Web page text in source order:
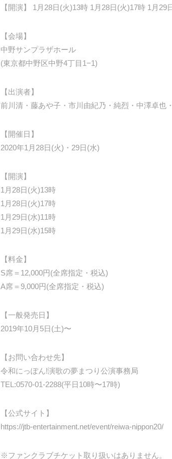
【開演】 1月28日(火)13時 1月28日(火)17時 1月
【会場】
中野サンプラザホール
(東京都中野区中野4丁目1−1)
【出演者】
前川清・藤あや子・市川由紀乃・純烈・中澤卓也
【開催日】
2020年1月28日(火)・29日(水)
【開演】
1月28日(火)13時
1月28日(火)17時
1月29日(水)11時
1月29日(水)15時
【料金】
S席＝12,000円(全席指定・税込)
A席＝9,000円(全席指定・税込)
【一般発売日】
2019年10月5日(土)〜
【お問い合わせ先】
令和にっぽん!演歌の夢まつり公演事務局
TEL:0570-01-2288(平日10時〜17時)
【公式サイト】
https://jtb-entertainment.net/event/reiwa-nippon20/
※ファンクラブチケット取り扱いはありません。